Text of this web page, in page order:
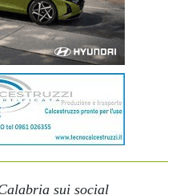
sui social